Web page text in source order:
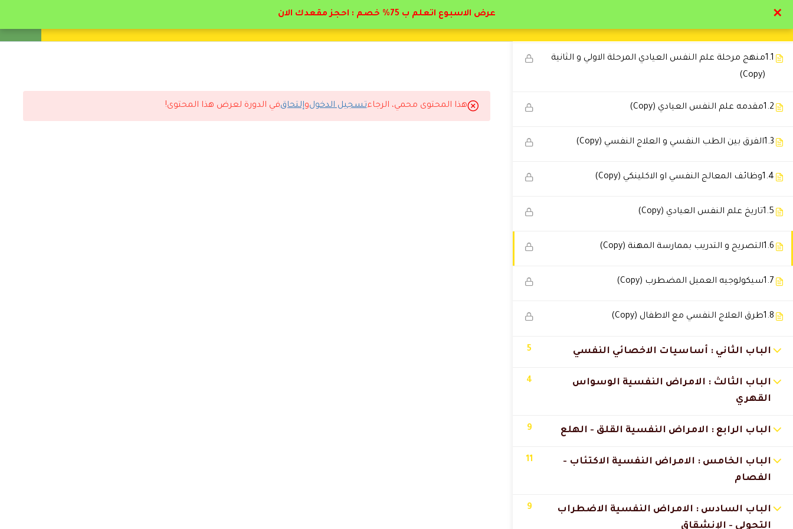
الباب الأول : علم النفس العيادي تاريخه واهميته
1.1منهج مرحلة علم النفس العيادي المرحلة الاولي و الثانية
(Copy)
1.2مقدمه علم النفس العيادي (Copy)
1.3الفرق بين الطب النفسي و العلاج النفسي (Copy)
1.4وظائف المعالج النفسي او الاكلينكي (Copy)
1.5تاريخ علم النفس العيادي (Copy)
1.6التصريح و التدريب بممارسة المهنة (Copy)
1.7سيكولوجيه العميل المضطرب (Copy)
1.8طرق العلاج النفسي مع الاطفال (Copy)
الباب الثاني : أساسيات الاخصائي النفسي 5
الباب الثالث : الامراض النفسية الوسواس
القهري
4
الباب الرابع : الامراض النفسية القلق - الهلع 9
الباب الخامس : الامراض النفسية الاكتئاب -
الفصام
11
الباب السادس : الامراض النفسية الاضطراب
التحولي - الإنشقاق
9
هذا المحتوى محمي، الرجاءتسجيل الدخولوإلتحاقفي الدورة لعرض هذا المحتوى!
🔔 اترك رأيك بعد الدراسة
عرض الاسبوع اتعلم ب 75% خصم : احجز مقعدك الان ✕